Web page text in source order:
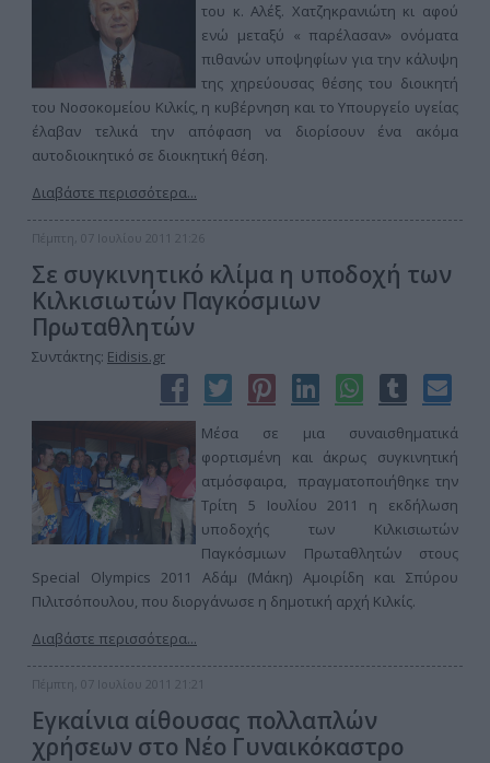
του κ. Αλέξ. Χατζηκρανιώτη κι αφού
ενώ μεταξύ « παρέλασαν» ονόματα
πιθανών υποψηφίων για την κάλυψη
της χηρεύουσας θέσης του διοικητή
του Νοσοκομείου Κιλκίς, η κυβέρνηση και το Υπουργείο υγείας
έλαβαν τελικά την απόφαση να διορίσουν ένα ακόμα
αυτοδιοικητικό σε διοικητική θέση.
Διαβάστε περισσότερα...
Πέμπτη, 07 Ιουλίου 2011 21:26
Σε συγκινητικό κλίμα η υποδοχή των
Κιλκισιωτών Παγκόσμιων
Πρωταθλητών
Συντάκτης: Eidisis.gr
Μέσα σε μια συναισθηματικά
φορτισμένη και άκρως συγκινητική
ατμόσφαιρα, πραγματοποιήθηκε την
Τρίτη 5 Ιουλίου 2011 η εκδήλωση
υποδοχής των Κιλκισιωτών
Παγκόσμιων Πρωταθλητών στους
Special Olympics 2011 Αδάμ (Μάκη) Αμοιρίδη και Σπύρου
Πιλιτσόπουλου, που διοργάνωσε η δημοτική αρχή Κιλκίς.
Διαβάστε περισσότερα...
Πέμπτη, 07 Ιουλίου 2011 21:21
Εγκαίνια αίθουσας πολλαπλών
χρήσεων στο Νέο Γυναικόκαστρο